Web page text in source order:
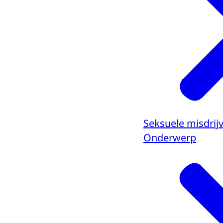
Seksuele
Onderwerp